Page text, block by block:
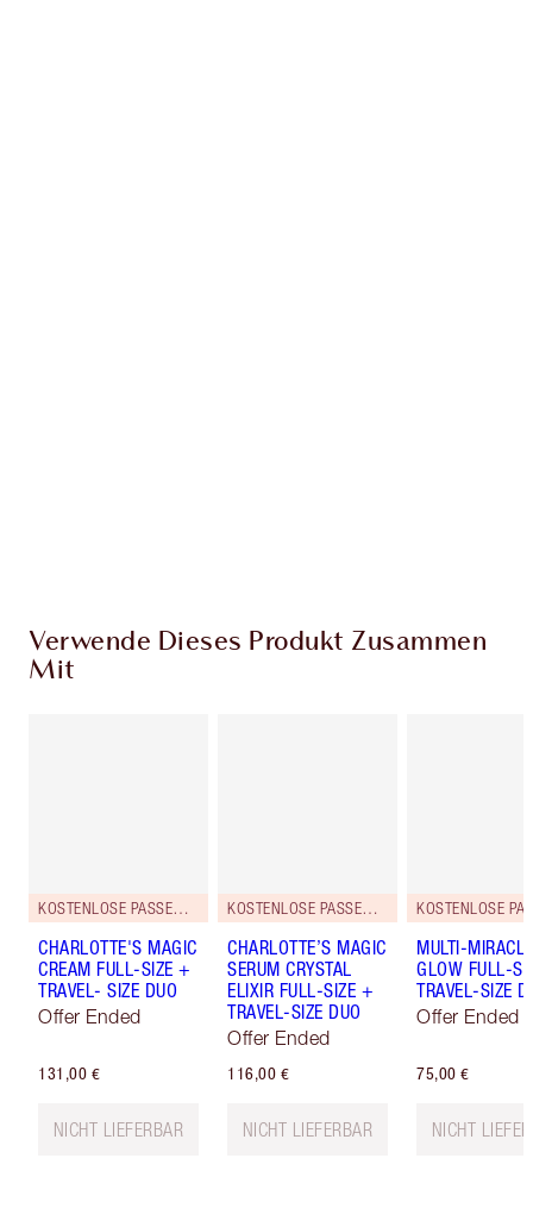
Verwende Dieses Produkt Zusammen
Mit
KOSTENLOSE PASSENDE REISEGRÖSSE DAZU!
CHARLOTTE'S MAGIC
CREAM FULL-SIZE +
TRAVEL- SIZE DUO
Offer Ended
131,00 €
NICHT LIEFERBAR
KOSTENLOSE PASSENDE REISEGRÖSSE DAZU!
CHARLOTTE’S MAGIC
SERUM CRYSTAL
ELIXIR FULL-SIZE +
TRAVEL-SIZE DUO
Offer Ended
116,00 €
NICHT LIEFERBAR
MULTI-MIRACLE
GLOW FULL-
TRAVEL-SIZE
Offer Ended
75,00 €
NICHT